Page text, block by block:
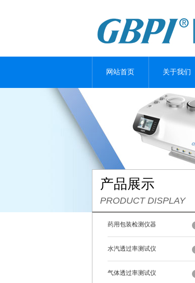
网站首页 关于我们
产品展示
PRODUCT DISPLAY
药用包装检测仪器
水汽透过率测试仪
气体透过率测试仪